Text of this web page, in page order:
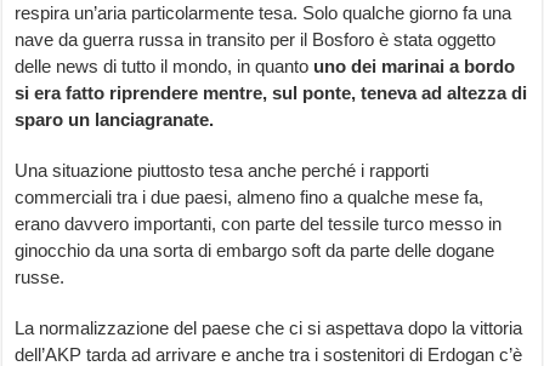
respira un’aria particolarmente tesa. Solo qualche giorno fa una
nave da guerra russa in transito per il Bosforo è stata oggetto
delle news di tutto il mondo, in quanto uno dei marinai a bordo
si era fatto riprendere mentre, sul ponte, teneva ad altezza di
sparo un lanciagranate.
Una situazione piuttosto tesa anche perché i rapporti
commerciali tra i due paesi, almeno fino a qualche mese fa,
erano davvero importanti, con parte del tessile turco messo in
ginocchio da una sorta di embargo soft da parte delle dogane
russe.
La normalizzazione del paese che ci si aspettava dopo la vittoria
dell’AKP tarda ad arrivare e anche tra i sostenitori di Erdogan c’è